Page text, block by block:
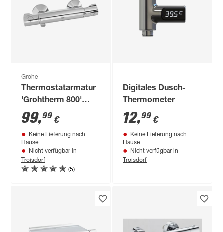
Grohe
Thermostatarmatur
'Grohtherm 800'
chromfarben
99,99 €
Keine Lieferung nach
Hause
Nicht verfügbar in
Troisdorf
(5)
Digitales Dusch-
Thermometer
12,99 €
Keine Lieferung nach
Hause
Nicht verfügbar in
Troisdorf